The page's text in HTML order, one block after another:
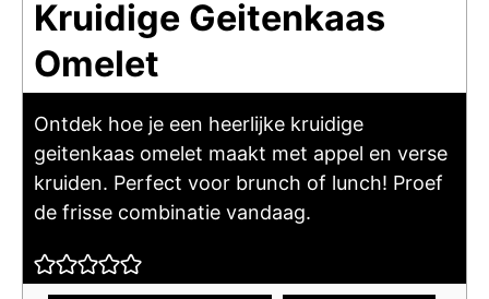
Kruidige Geitenkaas
Omelet
Ontdek hoe je een heerlijke kruidige
geitenkaas omelet maakt met appel en verse
kruiden. Perfect voor brunch of lunch! Proef
de frisse combinatie vandaag.